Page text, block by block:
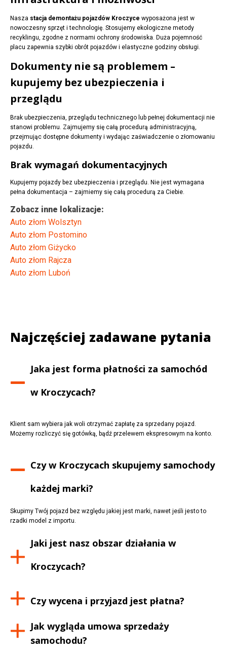
Nasza stacja demontażu pojazdów Kroczyce wyposażona jest w
nowoczesny sprzęt i technologię. Stosujemy ekologiczne metody
recyklingu, zgodne z normami ochrony środowiska. Duża pojemność
placu zapewnia szybki obrót pojazdów i elastyczne godziny obsługi.
Dokumenty nie są problemem –
kupujemy bez ubezpieczenia i
przeglądu
Brak ubezpieczenia, przeglądu technicznego lub pełnej dokumentacji nie
stanowi problemu. Zajmujemy się całą procedurą administracyjną,
przejmując dostępne dokumenty i wydając zaświadczenie o złomowaniu
pojazdu.
Brak wymagań dokumentacyjnych
Kupujemy pojazdy bez ubezpieczenia i przeglądu. Nie jest wymagana
pełna dokumentacja – zajmiemy się całą procedurą za Ciebie.
Zobacz inne lokalizacje:
Auto złom Wolsztyn
Auto złom Postomino
Auto złom Giżycko
Auto złom Rajcza
Auto złom Luboń
Najczęściej zadawane pytania
Jaka jest forma płatności za samochód
w Kroczycach?
Klient sam wybiera jak woli otrzymać zapłatę za sprzedany pojazd.
Możemy rozliczyć się gotówką, bądź przelewem ekspresowym na konto.
Czy w Kroczycach skupujemy samochody
każdej marki?
Skupimy Twój pojazd bez względu jakiej jest marki, nawet jeśli jesto to
rzadki model z importu.
Jaki jest nasz obszar działania w
Kroczycach?
Czy wycena i przyjazd jest płatna?
Jak wygląda umowa sprzedaży
samochodu?